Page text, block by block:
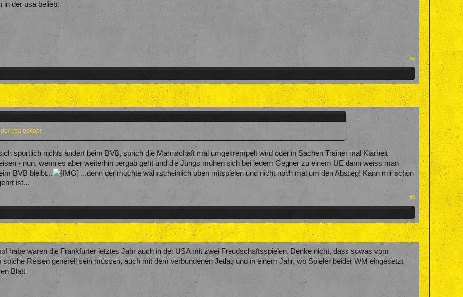
in der usa beliebt
#5
usa beliebt
sportlich nichts ändert beim BVB, sprich die Mannschaft mal umgekrempelt wird oder in Sachen Trainer mal Klarheit
- nun, wenn es aber weiterhin bergab geht und die Jungs mühen sich bei jedem Gegner zu einem UE dann weiss man
BVB bleibt...
...denn der möchte wahrscheinlich oben mitspielen und nicht noch mal um den Abstieg! Kann mir schon
ist...
#6
habe waren die Frankfurter letztes Jahr auch in der USA mit zwei Freudschaftsspielen. Denke nicht, dass sowas vom
solche Reisen generell sein müssen, auch mit dem verbundenen Jetlag und in einem Jahr, wo Spieler beider WM eingesetzt
Blatt